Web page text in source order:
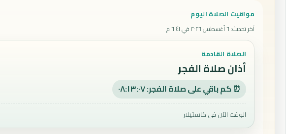
مواقيت الصلاة اليوم
آخر تحديث: ٦ أغسطس ٢٠٢٦ في ٦:٤١ م
الصلاة القادمة
أذان صلاة الفجر
⏰ كم باقي على صلاة الفجر: ٠٨:١٣:٠٦
الوقت الآن في كاستيلار